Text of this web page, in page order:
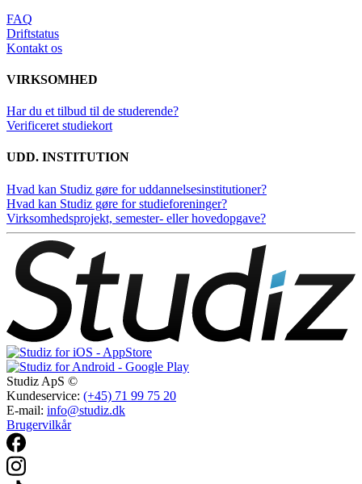
FAQ
Driftstatus
Kontakt os
VIRKSOMHED
Har du et tilbud til de studerende?
Verificeret studiekort
UDD. INSTITUTION
Hvad kan Studiz gøre for uddannelsesinstitutioner?
Hvad kan Studiz gøre for studieforeninger?
Virksomhedsprojekt, semester- eller hovedopgave?
Studiz ApS ©
Kundeservice: (+45) 71 99 75 20
E-mail: info@studiz.dk
Brugervilkår